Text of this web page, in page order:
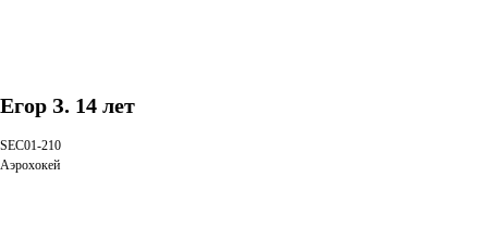
Егор З. 14 лет
SEC01-210
Аэрохокей